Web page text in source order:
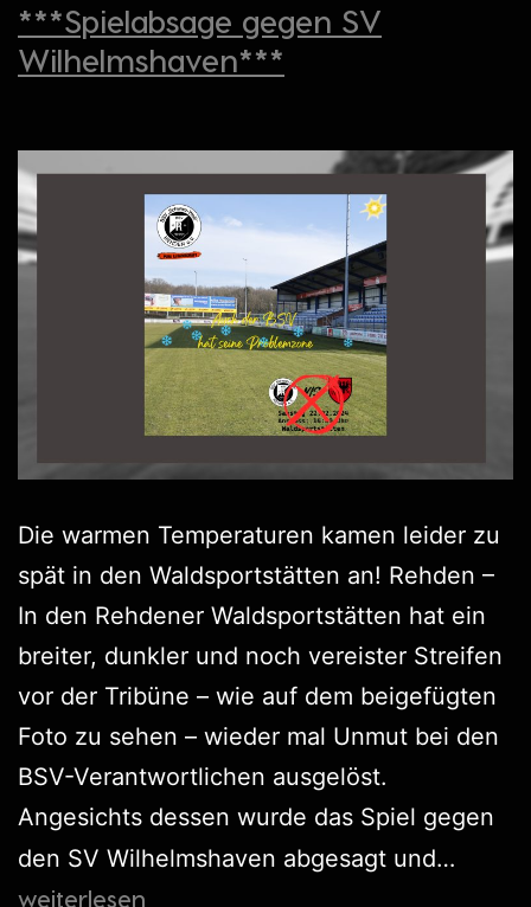
***Spielabsage gegen SV
Wilhelmshaven***
Die warmen Temperaturen kamen leider zu
spät in den Waldsportstätten an! Rehden –
In den Rehdener Waldsportstätten hat ein
breiter, dunkler und noch vereister Streifen
vor der Tribüne – wie auf dem beigefügten
Foto zu sehen – wieder mal Unmut bei den
BSV-Verantwortlichen ausgelöst.
Angesichts dessen wurde das Spiel gegen
den SV Wilhelmshaven abgesagt und…
weiterlesen